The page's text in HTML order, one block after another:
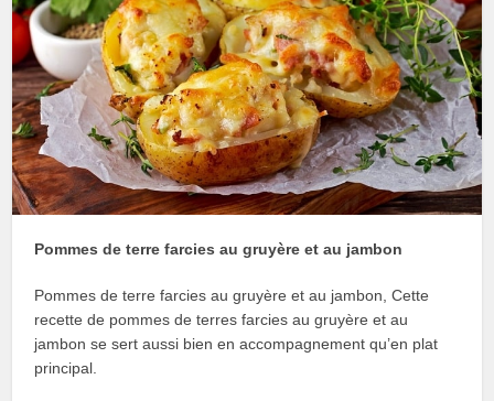
Pommes de terre farcies au gruyère et au jambon
Pommes de terre farcies au gruyère et au jambon, Cette
recette de pommes de terres farcies au gruyère et au
jambon se sert aussi bien en accompagnement qu’en plat
principal.